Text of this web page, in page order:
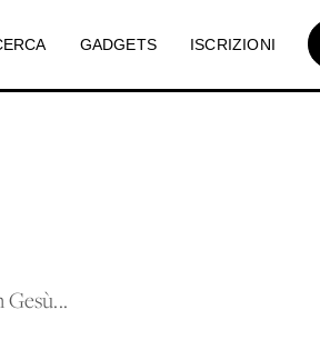
GADGETS ISCRIZIONI
Gesù...